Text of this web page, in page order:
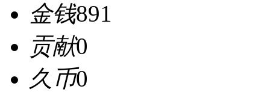
金钱891
贡献0
久币0